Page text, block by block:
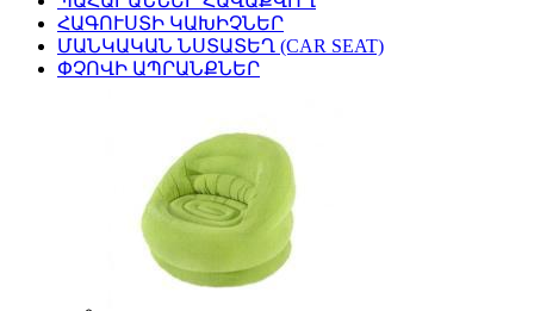
ՀԱԳՈՒՍՏԻ ԿԱԽԻՉՆԵՐ
ՄԱՆԿԱԿԱՆ ՆՍՏԱՏԵՂ (CAR SEAT)
ՓՉՈՎԻ ԱՊՐԱՆՔՆԵՐ